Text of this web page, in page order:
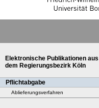
Elektronische Publikationen aus
dem Regierungsbezirk Köln
Pflichtabgabe
Ablieferungsverfahren